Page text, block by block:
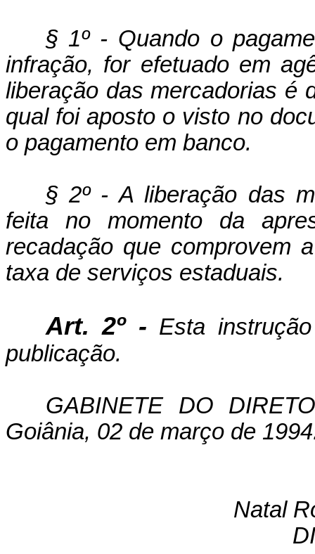
§ 1º - Quando o
infração, for efetuado em
liberação das mercadorias é
qual foi aposto o visto no
o pagamento em banco.
§ 2º - A liberação das
feita no momento da
recadação que comprovem
taxa de serviços estaduais.
Art. 2º - Esta
publicação.
GABINETE DO
Goiâ­nia, 02 de março de
Natal